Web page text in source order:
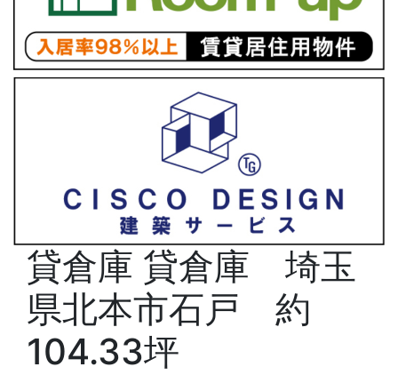
貸倉庫 貸倉庫 埼玉
県北本市石戸 約
104.33坪